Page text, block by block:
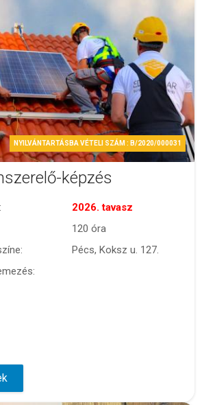
NYILVÁNTARTÁSBA VÉTELI SZÁM : B/2020/000031
képzés
2026. tavasz
120 óra
Pécs, Koksz u. 127.